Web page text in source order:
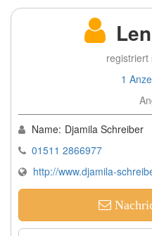
registriert
1
Name: Djamila Schreiber
01511 2866977
http://www.djamila-